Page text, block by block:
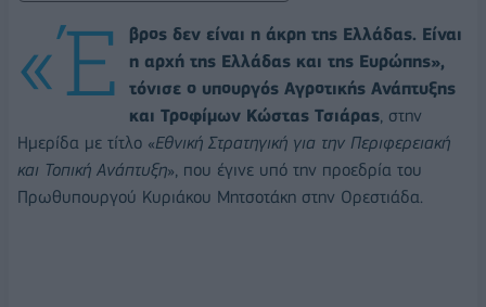
«Έ
βρος δεν είναι η άκρη της Ελλάδας. Είναι
η αρχή της Ελλάδας και της Ευρώπης»,
τόνισε ο υπουργός Αγροτικής Ανάπτυξης
και Τροφίμων Κώστας Τσιάρας, στην
Ημερίδα με τίτλο «Εθνική Στρατηγική για την Περιφερειακή
και Τοπική Ανάπτυξη», που έγινε υπό την προεδρία του
Πρωθυπουργού Κυριάκου Μητσοτάκη στην Ορεστιάδα.